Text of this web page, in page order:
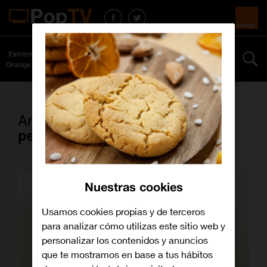
Estrenos
Orange TV
Series y
películas
Curiosidades Especiales Más
Artículos con la etiqueta
perros
Nuestras cookies
Usamos cookies propias y de terceros
para analizar cómo utilizas este sitio web y
personalizar los contenidos y anuncios
que te mostramos en base a tus hábitos